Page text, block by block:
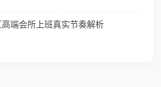
端会所上班真实节奏解析